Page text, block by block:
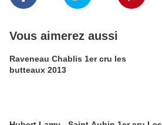
Vous aimerez aussi
Raveneau Chablis 1er cru les
butteaux 2013